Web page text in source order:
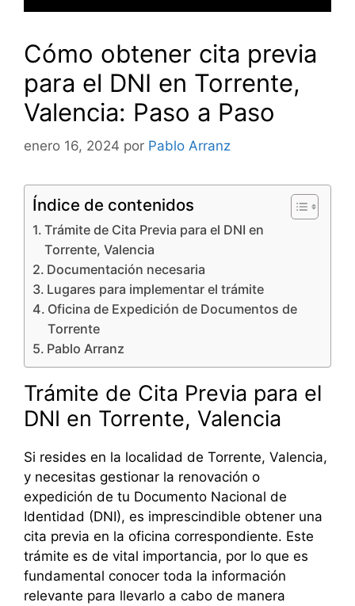
Cómo obtener cita previa
para el DNI en Torrente,
Valencia: Paso a Paso
enero 16, 2024 por Pablo Arranz
Índice de contenidos
Trámite de Cita Previa para el DNI en
Torrente, Valencia
Documentación necesaria
Lugares para implementar el trámite
Oficina de Expedición de Documentos de
Torrente
Pablo Arranz
Trámite de Cita Previa para el
DNI en Torrente, Valencia
Si resides en la localidad de Torrente, Valencia,
y necesitas gestionar la renovación o
expedición de tu Documento Nacional de
Identidad (DNI), es imprescindible obtener una
cita previa en la oficina correspondiente. Este
trámite es de vital importancia, por lo que es
fundamental conocer toda la información
relevante para llevarlo a cabo de manera